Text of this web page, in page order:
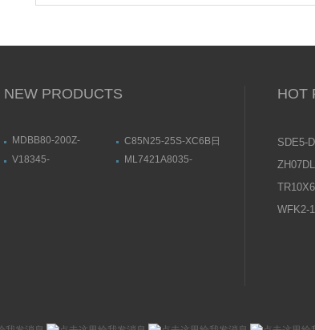
NEW PRODUCTS
MDBB80-200Z-
本SMC无杆气缸基本款
C85N25-25S-XC6B日
本SMC标准气缸设定安
V18345-
ML7421A8035-
HOT
SDE5-
P-
N01日
轴气缸
WFK2-